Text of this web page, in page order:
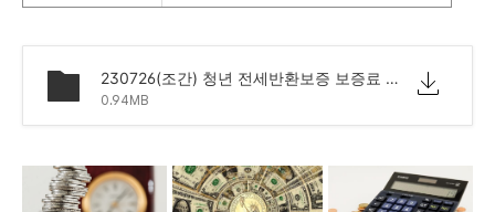
230726(조간) 청년 전세반환보증 보증료 지원사업 시행(주택기금과).pdf
0.94MB